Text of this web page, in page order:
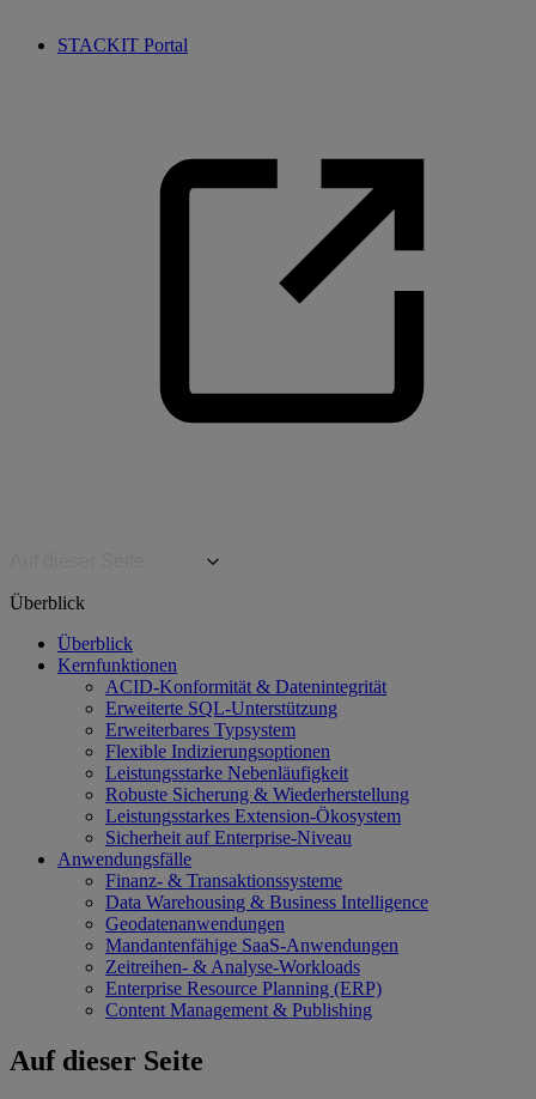
STACKIT Portal
Überblick
Überblick
Kernfunktionen
ACID-Konformität & Datenintegrität
Erweiterte SQL-Unterstützung
Erweiterbares Typsystem
Flexible Indizierungsoptionen
Leistungsstarke Nebenläufigkeit
Robuste Sicherung & Wiederherstellung
Leistungsstarkes Extension-Ökosystem
Sicherheit auf Enterprise-Niveau
Anwendungsfälle
Finanz- & Transaktionssysteme
Data Warehousing & Business Intelligence
Geodatenanwendungen
Mandantenfähige SaaS-Anwendungen
Zeitreihen- & Analyse-Workloads
Enterprise Resource Planning (ERP)
Content Management & Publishing
Auf dieser Seite